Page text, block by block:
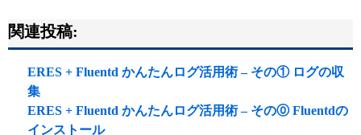
関連投稿:
ERES + Fluentd かんたんログ活用術 – その① ログの収
集
ERES + Fluentd かんたんログ活用術 – その⓪ Fluentdの
インストール